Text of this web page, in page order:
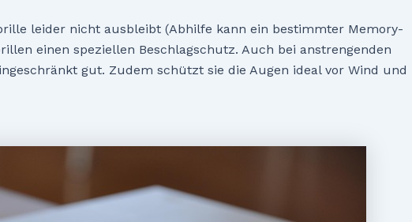
leider nicht ausbleibt (Abhilfe kann ein bestimmter Memory-
einen speziellen Beschlagschutz. Auch bei anstrengenden
gut. Zudem schützt sie die Augen ideal vor Wind und